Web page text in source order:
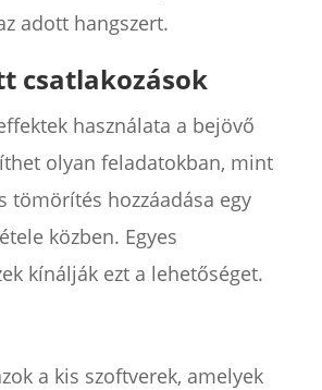
adott hangszert.
csatlakozások
használata a bejövő
olyan feladatokban, mint
tömörítés hozzáadása egy
közben. Egyes
kínálják ezt a lehetőséget.
a kis szoftverek, amelyek